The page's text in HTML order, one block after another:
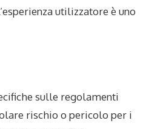
utilizzatore è uno
sulle regolamenti
rischio o pericolo per i